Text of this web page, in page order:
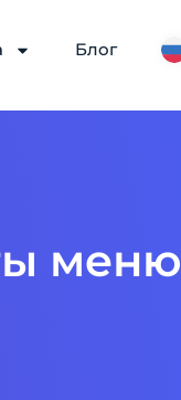
Блог
меню